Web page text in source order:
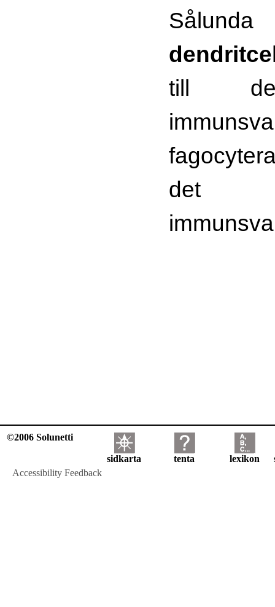
till
det
©2006 Solunetti
sidkarta tenta lexikon
Accessibility Feedback